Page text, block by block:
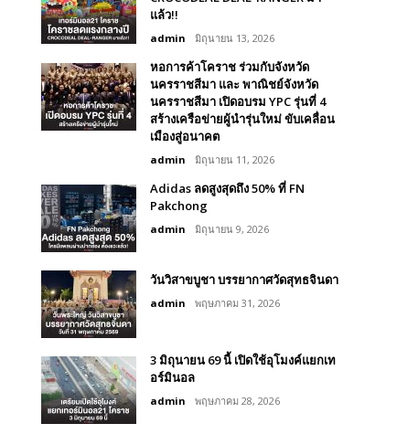
แล้ว!!
admin มิถุนายน 13, 2026
หอการค้าโคราช ร่วมกับจังหวัด
นครราชสีมา และ พาณิชย์จังหวัด
นครราชสีมา เปิดอบรม YPC รุ่นที่ 4
สร้างเครือข่ายผู้นำรุ่นใหม่ ขับเคลื่อน
เมืองสู่อนาคต
admin มิถุนายน 11, 2026
Adidas ลดสูงสุดถึง 50% ที่ FN
Pakchong
admin มิถุนายน 9, 2026
วันวิสาขบูชา บรรยากาศวัดสุทธจินดา
admin พฤษภาคม 31, 2026
3 มิถุนายน 69 นี้ เปิดใช้อุโมงค์แยกเท
อร์มินอล
admin พฤษภาคม 28, 2026